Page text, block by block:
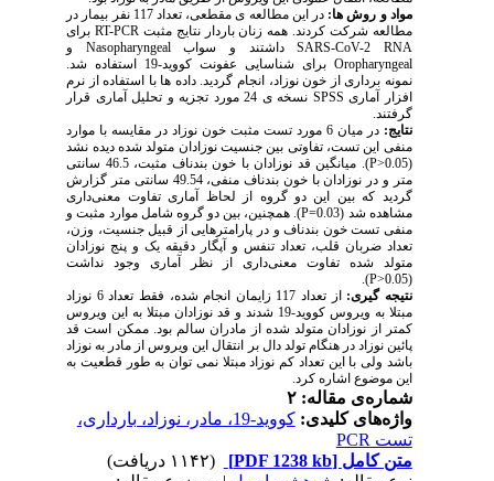
مواد و روش ها:
در این مطالعه ی مقطعی، تعداد 117 نفر بیمار در
مطالعه شرکت کردند. همه زنان باردار نتایج مثبتRT-PCRبرای
SARS-CoV-2 RNAداشتند و سوابNasopharyngeal
و
Oropharyngeal
برای شناسایی عفونت کووید-19 استفاده شد.
نمونه برداری از خون نوزاد، انجام گردید. داده ها با استفاده از نرم
افزار آماریSPSS
نسخه ی 24 مورد تجزیه و تحلیل آماری قرار
گرفتند.
نتایج:
در میان 6 مورد تست مثبت خون نوزاد در مقایسه با موارد
منفی این تست، تفاوتی بین جنسیت نوزادان متولد شده دیده نشد
P>
). میانگین قد نوزادان با خون بندناف مثبت، 46.5 سانتی
متر و در نوزادان با خون بندناف منفی، 49.54 سانتی متر گزارش
گردید که بین این دو گروه از لحاظ آماری تفاوت معنی‌داری
مشاهده شد (0.03
P=). همچنین، بین دو گروه شامل موارد مثبت و
منفی تست خون بندناف و در پارامترهایی از قبیل جنسیت، وزن،
تعداد ضربان قلب، تعداد تنفس و آپگار دقیقه یک و پنج نوزادان
متولد شده تفاوت معنی‌داری از نظر آماری وجود نداشت
P>
).
نتیجه گیری:
از تعداد 117 زایمان انجام شده، فقط تعداد 6 نوزاد
مبتلا به ویروس کووید-19 شدند و قد نوزادان مبتلا به این ویروس
کمتر از نوزادان متولد شده از مادران سالم بود. ممکن است قد
پائین نوزاد در هنگام تولد دال بر انتقال این ویروس از مادر به نوزاد
باشد ولی با این تعداد کم نوزاد مبتلا نمی توان به طور قطعیت به
این موضوع اشاره کرد.
شماره‌ی مقاله: ۲
واژه‌های کلیدی:
کووید-19، مادر، نوزاد، بارداری،
تست PCR
متن کامل[PDF 1238 kb]